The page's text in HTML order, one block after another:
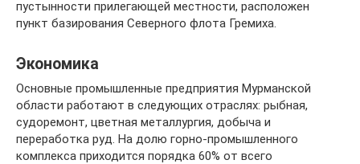
пустынности прилегающей местности, расположен
пункт базирования Северного флота Гремиха.
Экономика
Основные промышленные предприятия Мурманской
области работают в следующих отраслях: рыбная,
судоремонт, цветная металлургия, добыча и
переработка руд. На долю горно-промышленного
комплекса приходится порядка 60% от всего